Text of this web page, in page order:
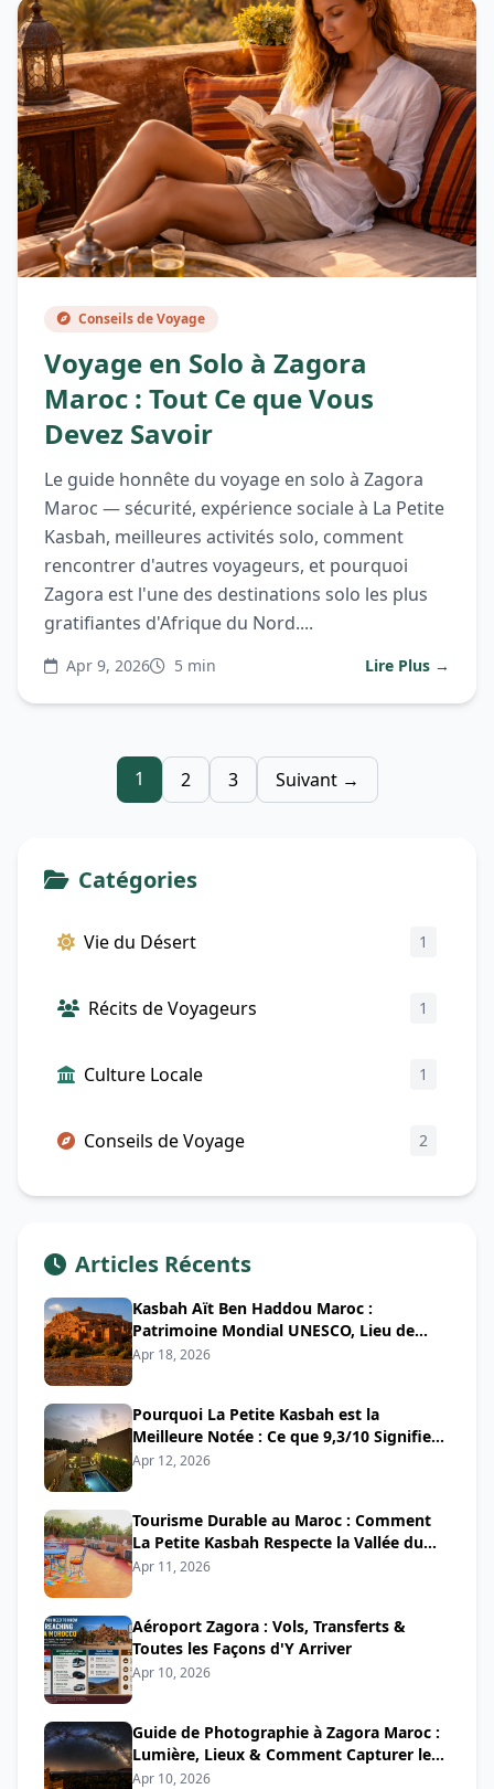
Conseils de Voyage
Voyage en Solo à Zagora
Maroc : Tout Ce que Vous
Devez Savoir
Le guide honnête du voyage en solo à Zagora
Maroc — sécurité, expérience sociale à La Petite
Kasbah, meilleures activités solo, comment
rencontrer d'autres voyageurs, et pourquoi
Zagora est l'une des destinations solo les plus
gratifiantes d'Afrique du Nord....
Apr 9, 2026 5 min Lire Plus →
1 2 3 Suivant →
Catégories
Vie du Désert 1
Récits de Voyageurs 1
Culture Locale 1
Conseils de Voyage 2
Articles Récents
Kasbah Aït Ben Haddou Maroc :
Patrimoine Mondial UNESCO, Lieu de
Tournage & Guide Complet
Apr 18, 2026
Pourquoi La Petite Kasbah est la
Meilleure Notée : Ce que 9,3/10 Signifie
Vraiment
Apr 12, 2026
Tourisme Durable au Maroc : Comment
La Petite Kasbah Respecte la Vallée du
Drâa
Apr 11, 2026
Aéroport Zagora : Vols, Transferts &
Toutes les Façons d'Y Arriver
Apr 10, 2026
Guide de Photographie à Zagora Maroc :
Lumière, Lieux & Comment Capturer le
Désert
Apr 10, 2026